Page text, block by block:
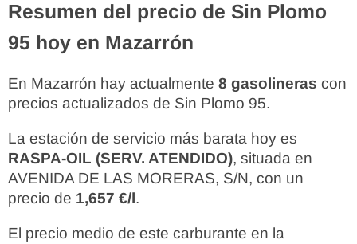
Resumen del precio de Sin Plomo
95 hoy en Mazarrón
En Mazarrón hay actualmente 8 gasolineras con
precios actualizados de Sin Plomo 95.
La estación de servicio más barata hoy es
RASPA-OIL (SERV. ATENDIDO), situada en
AVENIDA DE LAS MORERAS, S/N, con un
precio de 1,657 €/l.
El precio medio de este carburante en la